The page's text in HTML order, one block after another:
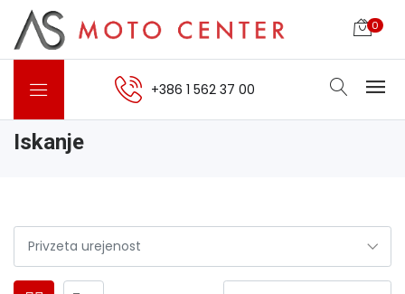
0
+386 1 562 37 00
Iskanje